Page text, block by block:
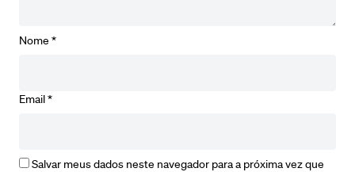
Nome *
Email*
Salvar meus dados neste navegador para a próxima vez que